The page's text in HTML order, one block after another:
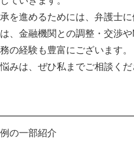
を進めるためには、弁護士
、金融機関との調整・交渉
の経験も豊富にございます。
みは、ぜひ私までご相談くだ
の一部紹介